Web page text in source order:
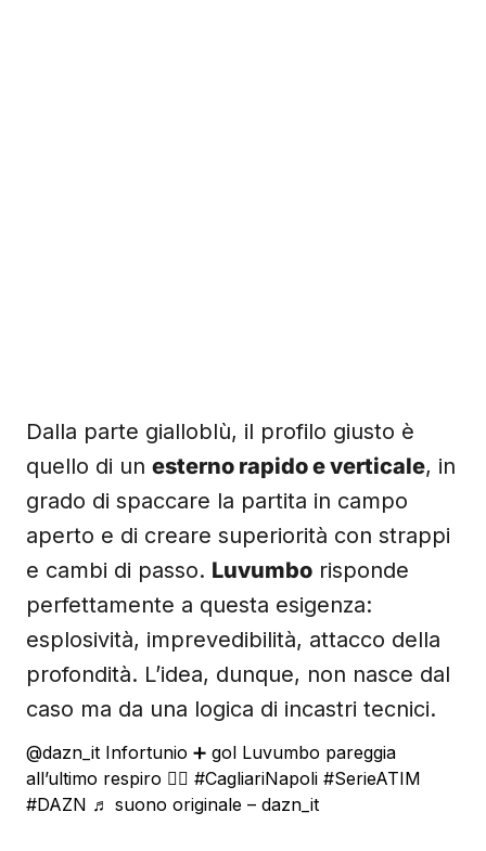
Dalla parte gialloblù, il profilo giusto è
quello di un esterno rapido e verticale, in
grado di spaccare la partita in campo
aperto e di creare superiorità con strappi
e cambi di passo. Luvumbo risponde
perfettamente a questa esigenza:
esplosività, imprevedibilità, attacco della
profondità. L’idea, dunque, non nasce dal
caso ma da una logica di incastri tecnici.
@dazn_it Infortunio ➕ gol Luvumbo pareggia
all’ultimo respiro 😮‍💨 #CagliariNapoli #SerieATIM
#DAZN ♬ suono originale – dazn_it